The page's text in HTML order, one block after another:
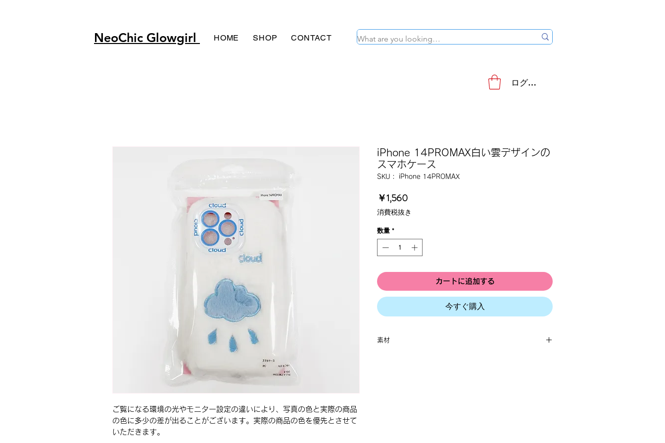
NeoChic Glowgirl HOME SHOP CONTACT
ログイン
ご覧になる環境の光やモニター設定の違いにより、写真の色と実際の商品
の色に多少の差が出ることがございます。実際の商品の色を優先とさせて
いただきます。
iPhone 14PROMAX白い雲デザインの
スマホケース
SKU： iPhone 14PROMAX
￥1,560価
格
消費税抜き
数量 *
カートに追加する
今すぐ購入
素材